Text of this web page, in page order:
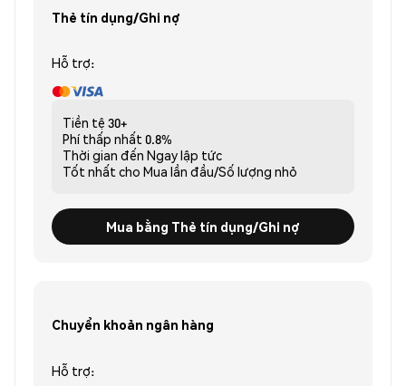
Thẻ tín dụng/Ghi nợ
Hỗ trợ:
Tiền tệ 30+
Phí thấp nhất 0.8%
Thời gian đến Ngay lập tức
Tốt nhất cho Mua lần đầu/Số lượng nhỏ
Mua bằng Thẻ tín dụng/Ghi nợ
Chuyển khoản ngân hàng
Hỗ trợ: